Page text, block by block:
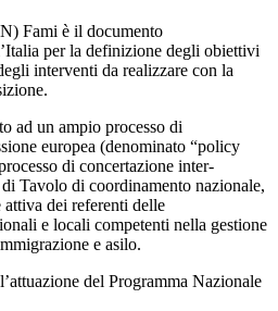
Fami è il documento
per la definizione degli obiettivi
interventi da realizzare con la
ad un ampio processo di
europea (denominato “policy
di concertazione inter-
Tavolo di coordinamento nazionale,
dei referenti delle
e locali competenti nella gestione
e asilo.
del Programma Nazionale